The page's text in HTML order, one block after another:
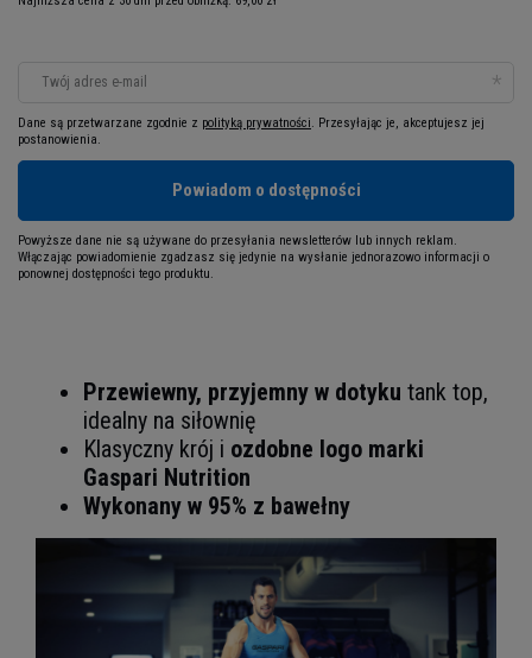
Twój adres e-mail
Dane są przetwarzane zgodnie z polityką prywatności. Przesyłając je, akceptujesz jej
postanowienia.
Powiadom o dostępności
Powyższe dane nie są używane do przesyłania newsletterów lub innych reklam.
Włączając powiadomienie zgadzasz się jedynie na wysłanie jednorazowo informacji o
ponownej dostępności tego produktu.
Przewiewny, przyjemny w dotyku tank top,
idealny na siłownię
Klasyczny krój i ozdobne logo marki
Gaspari Nutrition
Wykonany w 95% z bawełny